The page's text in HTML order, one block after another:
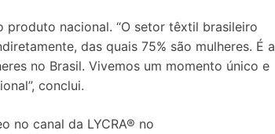
nacional. “O setor têxtil brasileiro
das quais 75% são mulheres. É a
no Brasil. Vivemos um momento único e
conclui.
no canal da LYCRA® no